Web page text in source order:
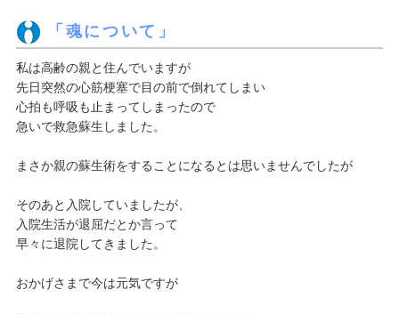
「魂について」
私は高齢の親と住んでいますが
先日突然の心筋梗塞で目の前で倒れてしまい
心拍も呼吸も止まってしまったので
急いで救急蘇生しました。
まさか親の蘇生術をすることになるとは思いませんでしたが
そのあと入院していましたが、
入院生活が退屈だとか言って
早々に退院してきました。
おかげさまで今は元気ですが